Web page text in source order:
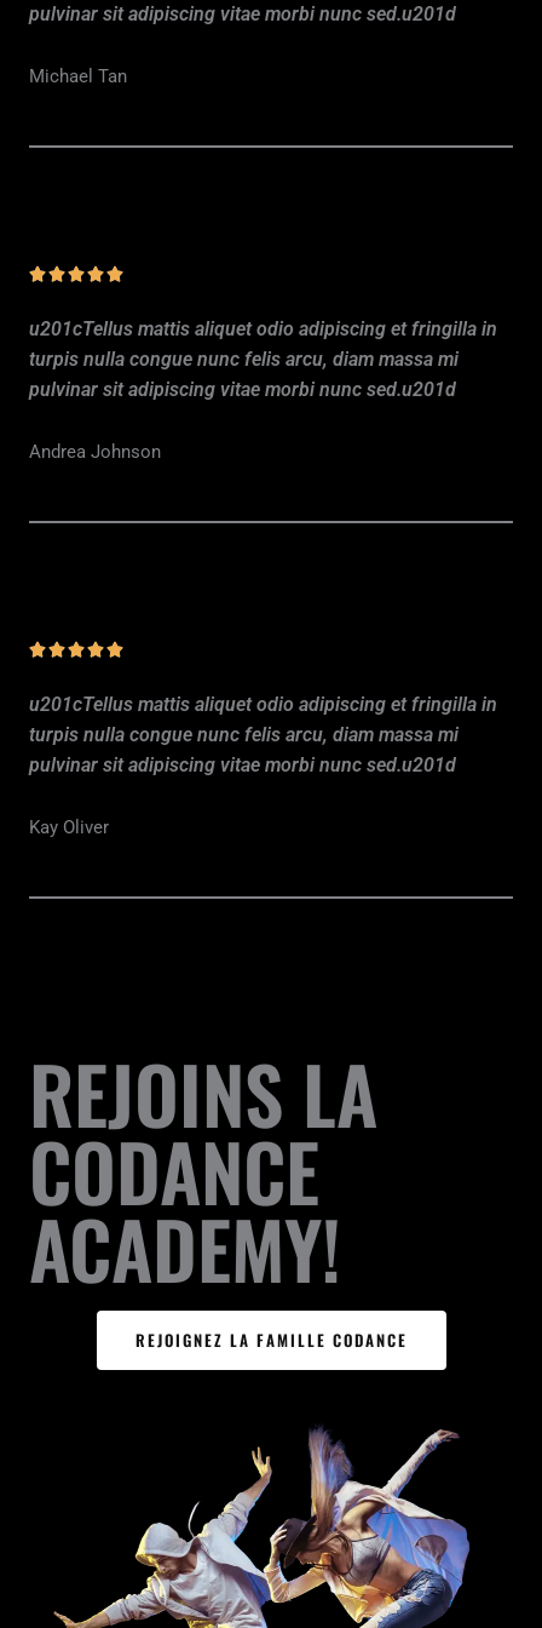
5
u
5
pulvinar sit adipiscing vitae morbi nunc sed.u201d
Michael Tan
N
t
é
5
u
5
u201cTellus mattis aliquet odio adipiscing et fringilla in
turpis nulla congue nunc felis arcu, diam massa mi
pulvinar sit adipiscing vitae morbi nunc sed.u201d
Andrea Johnson
N
t
é
5
5
u201cTellus mattis aliquet odio adipiscing et fringilla in
turpis nulla congue nunc felis arcu, diam massa mi
pulvinar sit adipiscing vitae morbi nunc sed.u201d
Kay Oliver
REJOINS LA
CODANCE
ACADEMY!
REJOIGNEZ LA FAMILLE CODANCE